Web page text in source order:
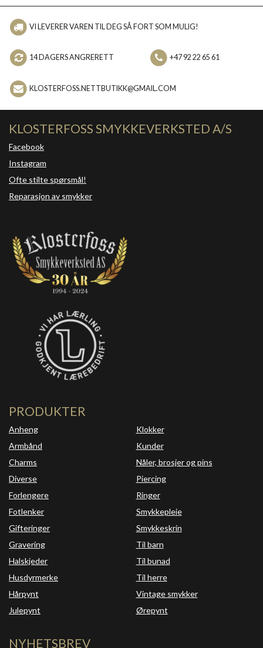
VI LEVERER VAREN TIL DEG SÅ FORT SOM MULIG!
14 DAGERS ANGRERETT +47 92 22 65 61
KLOSTERFOSS.NETTBUTIKK@GMAIL.COM
KLOSTERFOSS SMYKKEVERKSTED A/S
Facebook
Instagram
Ofte stilte spørsmål!
Reparasjon av smykker
PRODUKTER
Anheng
Armbånd
Charms
Diverse
Forlengere
Fotlenker
Gifteringer
Gravering
Halskjeder
Husdyrmerke
Hårpynt
Julepynt
Klokker
Kunder
Nåler, brosjer og pins
Piercing
Ringer
Smykkepleie
Smykkeskrin
Til barn
Til bunad
Til herre
Vintage smykker
Ørepynt
NYHETSBREV